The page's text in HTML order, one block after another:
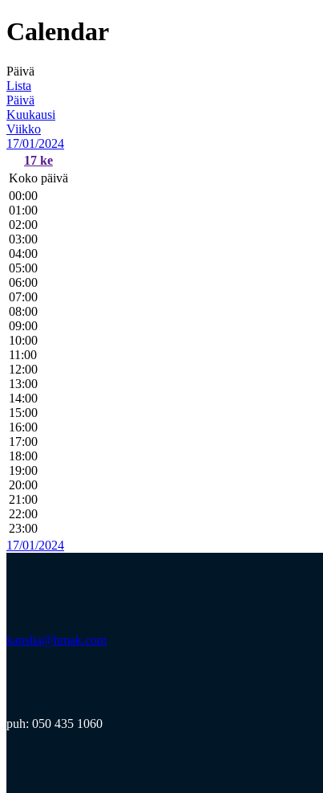
Calendar
Päivä
Lista
Päivä
Kuukausi
Viikko
17/01/2024
17 ke
Koko päivä
00:00
01:00
02:00
03:00
04:00
05:00
06:00
07:00
08:00
09:00
10:00
11:00
12:00
13:00
14:00
15:00
16:00
17:00
18:00
19:00
20:00
21:00
22:00
23:00
17/01/2024
kanslia@hmak.com
puh: 050 435 1060